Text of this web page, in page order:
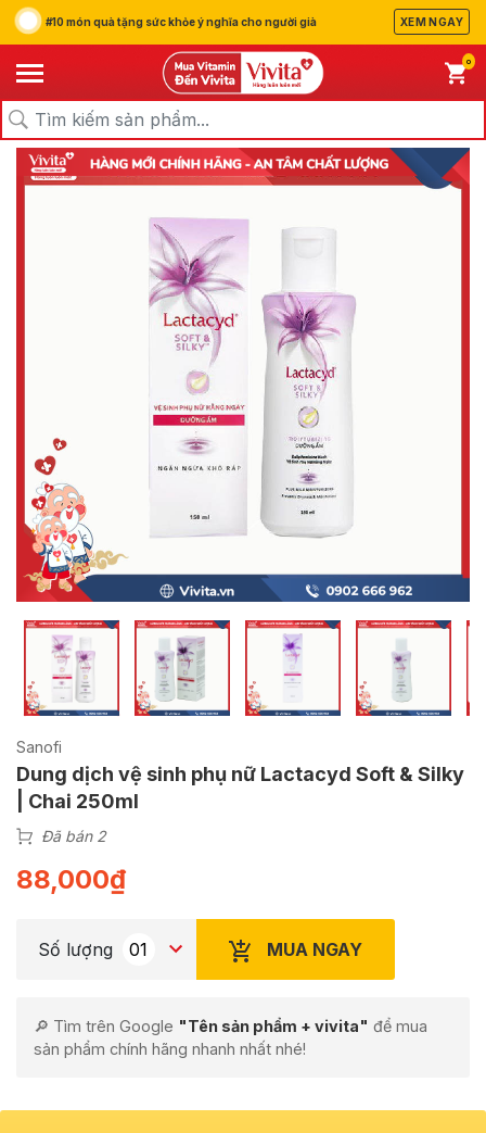
#10 món quà tặng sức khỏe ý nghĩa cho người già XEM NGAY
0
Trang chủ/Sản Phẩm/Chăm Sóc Cá Nhân
Sanofi
Dung dịch vệ sinh phụ nữ Lactacyd Soft & Silky
| Chai 250ml
Đã bán 2
88,000₫
Số lượng MUA NGAY
🔎 Tìm trên Google "Tên sản phẩm + vivita" để mua
sản phẩm chính hãng nhanh nhất nhé!